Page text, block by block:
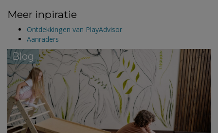
Meer inpiratie
Ontdekkingen van PlayAdvisor
Aanraders
Blog